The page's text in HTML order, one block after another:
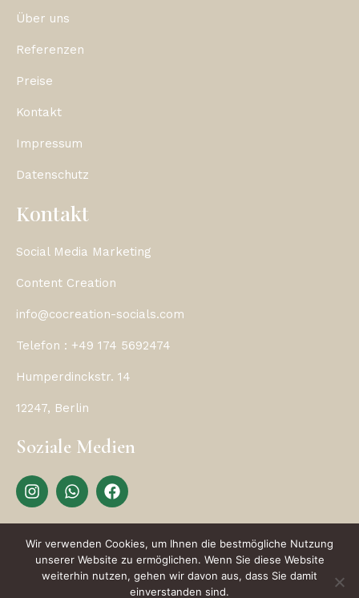
Über uns
Referenzen
Preise
Kontakt
Impressum
Datenschutz
Kontakt
Social Media Marketing
Content Creation
info@cocreation-socials.com
Telefon : +49 174 5692474
Humperdinckstr. 14
12247, Berlin
Soziale Medien
I
n
a
g
W
h
s
a
p
F
a
b
o
o
© 2026 CoCreations Studio. Alle Rechte
Wir verwenden Cookies, um Ihnen die bestmögliche Nutzung
unserer Website zu ermöglichen. Wenn Sie diese Website
weiterhin nutzen, gehen wir davon aus, dass Sie damit
einverstanden sind.